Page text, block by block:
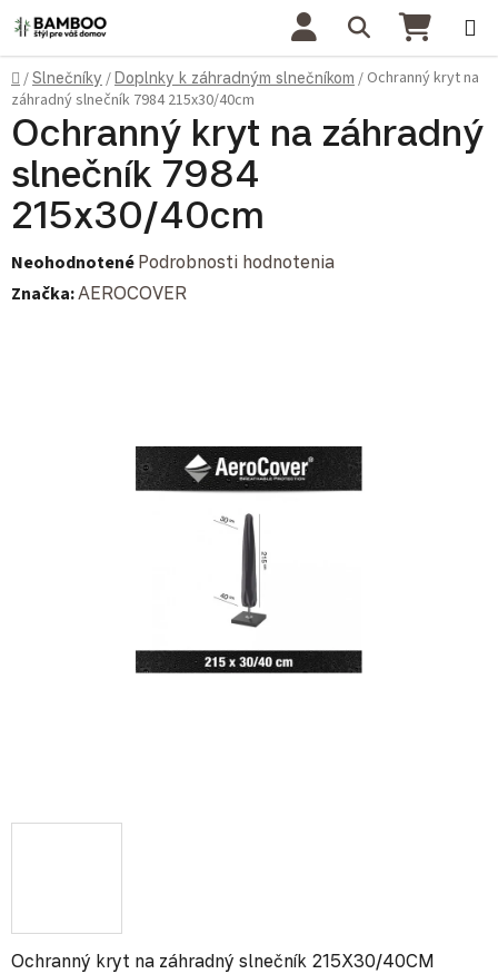
Prejsť na obsah Hľadať
Domov
/Slnečníky /Doplnky k záhradným slnečníkom / Ochranný kryt na
záhradný slnečník 7984 215x30/40cm
Ochranný kryt na záhradný slnečník 215X30/40CM
Ochranný kryt na záhradný
slnečník 7984
215x30/40cm
Priemerné hodnotenie produktu je 0,0 z 5 hviezdičiek.
Neohodnotené Podrobnosti hodnotenia
Značka:AEROCOVER